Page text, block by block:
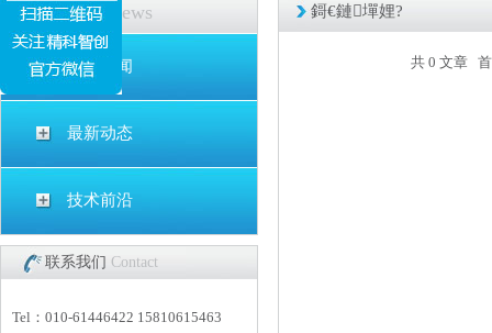
新闻中心 News
公司新闻
最新动态
技术前沿
联系我们 Contact
Tel：010-61446422 15810615463
鎶€鏈墠娌?
共 0 文章